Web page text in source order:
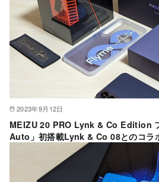
2023年9月12日
MEIZU 20 PRO Lynk & Co Edition
Auto」初搭載Lynk & Co 08とのコラ